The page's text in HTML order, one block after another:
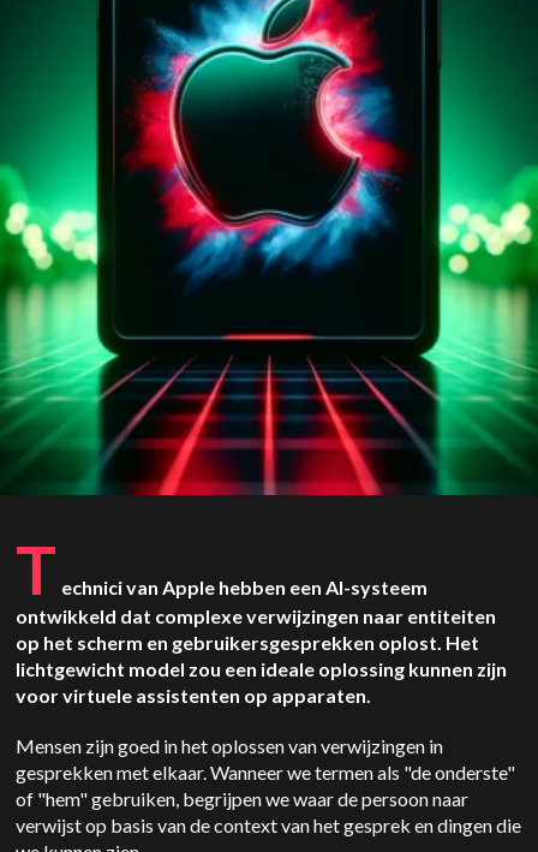
T echnici van Apple hebben een AI-systeem
ontwikkeld dat complexe verwijzingen naar entiteiten
op het scherm en gebruikersgesprekken oplost. Het
lichtgewicht model zou een ideale oplossing kunnen zijn
voor virtuele assistenten op apparaten.
Mensen zijn goed in het oplossen van verwijzingen in
gesprekken met elkaar. Wanneer we termen als "de onderste"
of "hem" gebruiken, begrijpen we waar de persoon naar
verwijst op basis van de context van het gesprek en dingen die